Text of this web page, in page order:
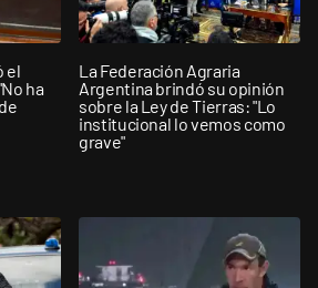
el
ha
La Federación Agraria
Argentina brindó su opinión
sobre la Ley de Tierras: "Lo
institucional lo vemos como
grave"